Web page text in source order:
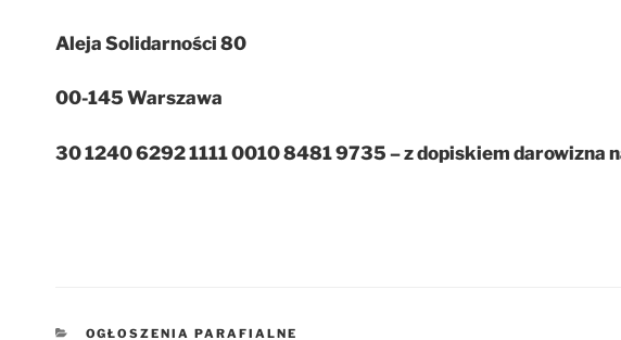
Aleja Solidarności 80
00-145 Warszawa
30 1240 6292 1111 0010 8481 9735 – z dopiskiem darowizna
KATEGORIE
OGŁOSZENIA PARAFIALNE